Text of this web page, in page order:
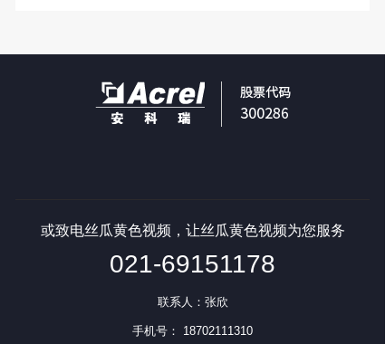
或致电丝瓜黄色视频，让丝瓜黄色视频为您服务
021-69151178
联系人：张欣
手机号： 18702111310